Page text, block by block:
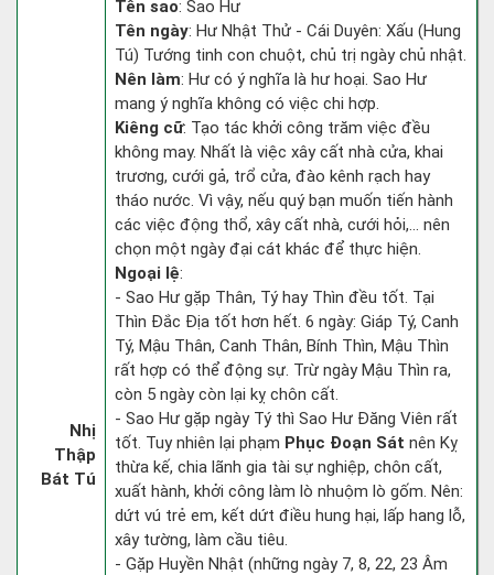
Nhị
Thập
Bát Tú
Tên sao: Sao Hư
Tên ngày: Hư Nhật Thử - Cái Duyên: Xấu (Hung
Tú) Tướng tinh con chuột, chủ trị ngày chủ nhật.
Nên làm: Hư có ý nghĩa là hư hoại. Sao Hư
mang ý nghĩa không có việc chi hợp.
Kiêng cữ: Tạo tác khởi công trăm việc đều
không may. Nhất là việc xây cất nhà cửa, khai
trương, cưới gả, trổ cửa, đào kênh rạch hay
tháo nước. Vì vậy, nếu quý bạn muốn tiến hành
các việc động thổ, xây cất nhà, cưới hỏi,... nên
chọn một ngày đại cát khác để thực hiện.
Ngoại lệ:
- Sao Hư gặp Thân, Tý hay Thìn đều tốt. Tại
Thìn Đắc Địa tốt hơn hết. 6 ngày: Giáp Tý, Canh
Tý, Mậu Thân, Canh Thân, Bính Thìn, Mậu Thìn
rất hợp có thể động sự. Trừ ngày Mậu Thìn ra,
còn 5 ngày còn lại kỵ chôn cất.
- Sao Hư gặp ngày Tý thì Sao Hư Đăng Viên rất
tốt. Tuy nhiên lại phạm Phục Đoạn Sát nên Kỵ
thừa kế, chia lãnh gia tài sự nghiệp, chôn cất,
xuất hành, khởi công làm lò nhuộm lò gốm. Nên:
dứt vú trẻ em, kết dứt điều hung hại, lấp hang lỗ,
xây tường, làm cầu tiêu.
- Gặp Huyền Nhật (những ngày 7, 8, 22, 23 Âm